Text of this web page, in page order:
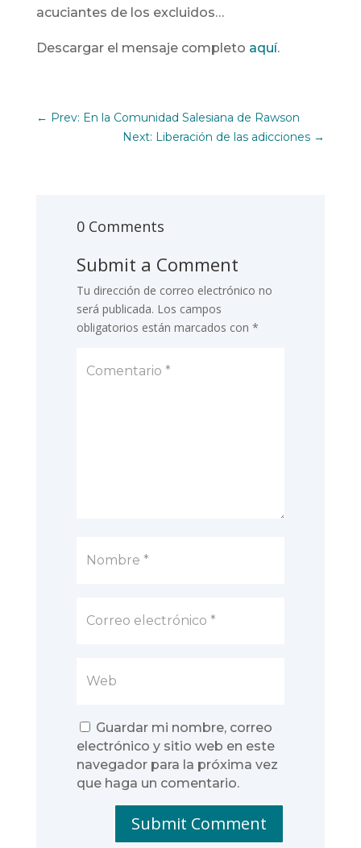
acuciantes de los excluidos…
Descargar el mensaje completo aquí.
← Prev: En la Comunidad Salesiana de Rawson
Next: Liberación de las adicciones →
0 Comments
Submit a Comment
Tu dirección de correo electrónico no
será publicada. Los campos
obligatorios están marcados con *
Guardar mi nombre, correo
electrónico y sitio web en este
navegador para la próxima vez
que haga un comentario.
Submit Comment